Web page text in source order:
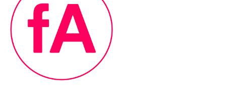
Kontakt
English